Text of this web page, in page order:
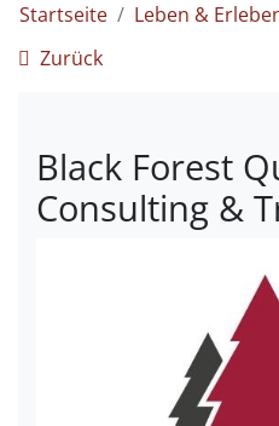
Startseite Leben &
Zurück
Black Forest
Consulting &